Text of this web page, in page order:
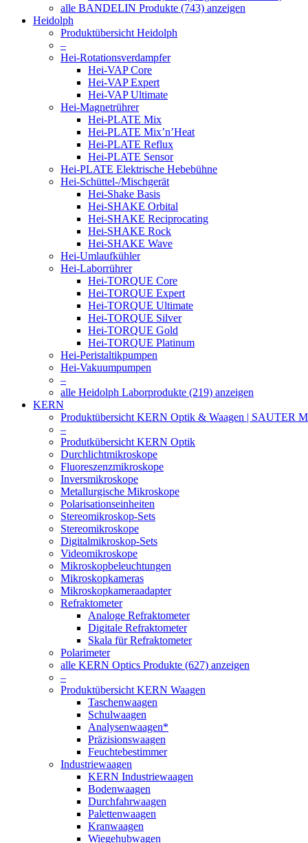
alle BANDELIN Produkte (743) anzeigen
Heidolph
Produktübersicht Heidolph
–
Hei-Rotationsverdampfer
Hei-VAP Core
Hei-VAP Expert
Hei-VAP Ultimate
Hei-Magnetrührer
Hei-PLATE Mix
Hei-PLATE Mix’n’Heat
Hei-PLATE Reflux
Hei-PLATE Sensor
Hei-PLATE Elektrische Hebebühne
Hei-Schüttel-/Mischgerät
Hei-Shake Basis
Hei-SHAKE Orbital
Hei-SHAKE Reciprocating
Hei-SHAKE Rock
Hei-SHAKE Wave
Hei-Umlaufkühler
Hei-Laborrührer
Hei-TORQUE Core
Hei-TORQUE Expert
Hei-TORQUE Ultimate
Hei-TORQUE Silver
Hei-TORQUE Gold
Hei-TORQUE Platinum
Hei-Peristaltikpumpen
Hei-Vakuumpumpen
–
alle Heidolph Laborprodukte (219) anzeigen
KERN
Produktübersicht KERN Optik & Waagen | SAUTER
–
Produtkübersicht KERN Optik
Durchlichtmikroskope
Fluoreszenzmikroskope
Inversmikroskope
Metallurgische Mikroskope
Polarisationseinheiten
Stereomikroskop-Sets
Stereomikroskope
Digitalmikroskop-Sets
Videomikroskope
Mikroskopbeleuchtungen
Mikroskopkameras
Mikroskopkameraadapter
Refraktometer
Analoge Refraktometer
Digitale Refraktometer
Skala für Refraktometer
Polarimeter
alle KERN Optics Produkte (627) anzeigen
–
Produktübersicht KERN Waagen
Taschenwaagen
Schulwaagen
Analysenwaagen*
Präzisionswaagen
Feuchtebestimmer
Industriewaagen
KERN Industriewaagen
Bodenwaagen
Durchfahrwaagen
Palettenwaagen
Kranwaagen
Wiegehubwagen